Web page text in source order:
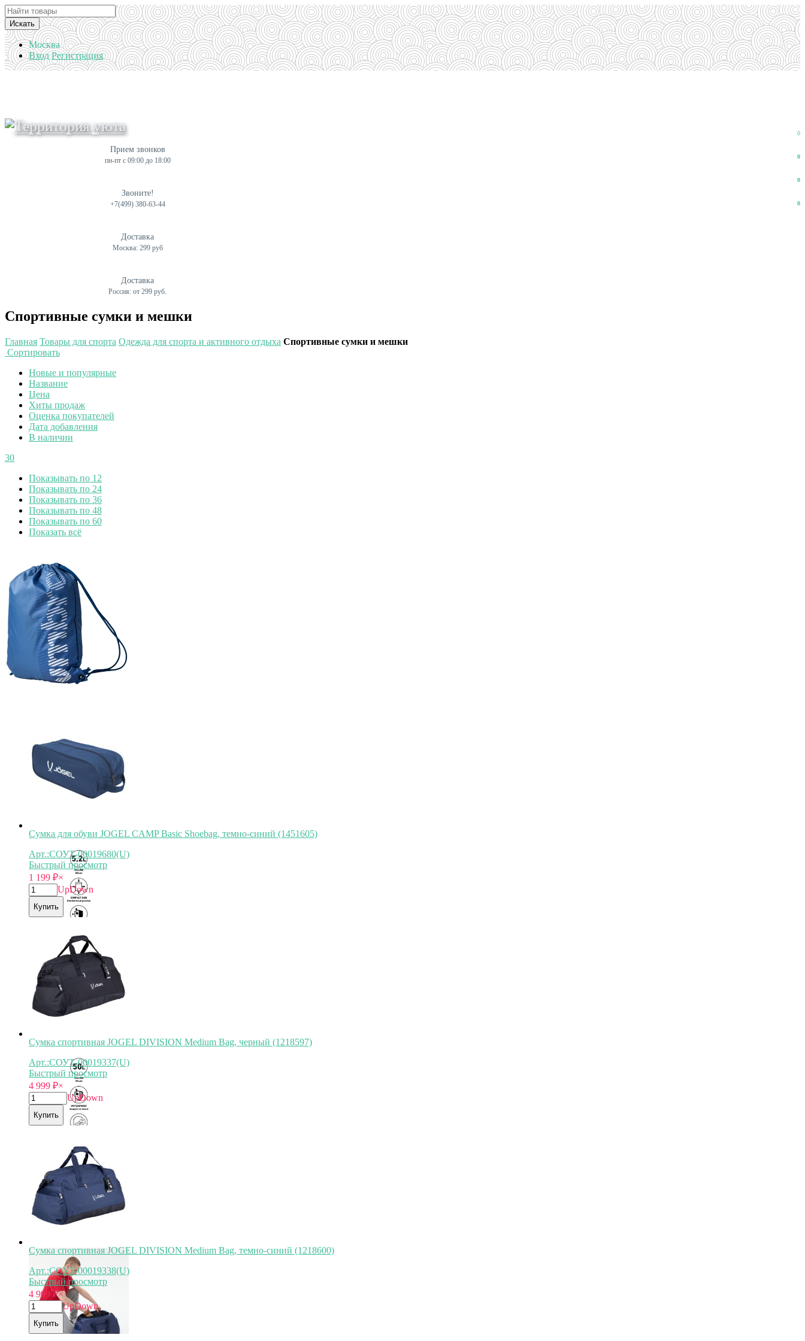
Искать
Москва
Вход Регистрация
0
0
0
0
Прием звонков
пн-пт с 09:00 до 18:00
Звоните!
+7(499) 380-63-44
Доставка
Москва: 299 руб
Доставка
Россия: от 299 руб.
Спортивные сумки и мешки
Главная Товары для спорта Одежда для спорта и активного отдыха Спортивные сумки и мешки
Сортировать
Новые и популярные
Название
Цена
Хиты продаж
Оценка покупателей
Дата добавления
В наличии
30
Показывать по 12
Показывать по 24
Показывать по 36
Показывать по 48
Показывать по 60
Показать всё
Арт. СОУТ-00019680
Сумка для обуви JOGEL CAMP Basic Shoebag, темно-синий (1451605)
Арт.:СОУТ-00019680(U)
Быстрый просмотр
1 199 ₽×
UpDown
Купить
СОУТ-00019337
Сумка спортивная JOGEL DIVISION Medium Bag, черный (1218597)
Арт.:СОУТ-00019337(U)
Быстрый просмотр
4 999 ₽×
UpDown
Купить
Сумка спортивная JOGEL DIVISION Medium Bag, темно-синий (1218600)
Арт.:СОУТ-00019338(U)
Быстрый просмотр
4 999₽×
UpDown
Купить